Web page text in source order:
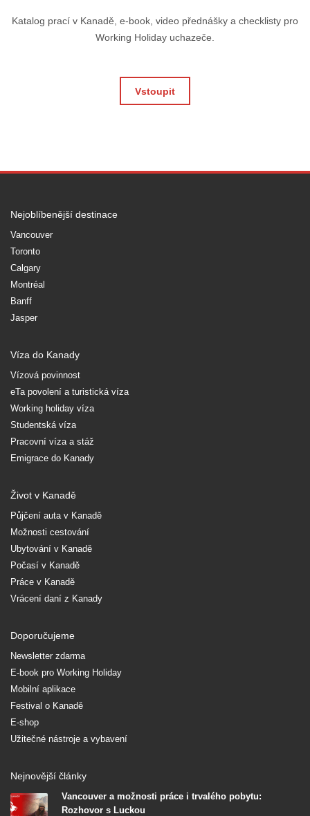
Katalog prací v Kanadě, e-book, video přednášky a checklisty pro
Working Holiday uchazeče.
Vstoupit
Nejoblíbenější destinace
Vancouver
Toronto
Calgary
Montréal
Banff
Jasper
Víza do Kanady
Vízová povinnost
eTa povolení a turistická víza
Working holiday víza
Studentská víza
Pracovní víza a stáž
Emigrace do Kanady
Život v Kanadě
Půjčení auta v Kanadě
Možnosti cestování
Ubytování v Kanadě
Počasí v Kanadě
Práce v Kanadě
Vrácení daní z Kanady
Doporučujeme
Newsletter zdarma
E-book pro Working Holiday
Mobilní aplikace
Festival o Kanadě
E-shop
Užitečné nástroje a vybavení
Nejnovější články
Vancouver a možnosti práce i trvalého pobytu:
Rozhovor s Luckou